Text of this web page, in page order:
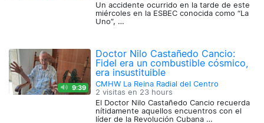
Un accidente ocurrido en la tarde de este
miércoles en la ESBEC conocida como “La
Uno”, …
9:39
Doctor Nilo Castañedo Cancio:
Fidel era un combustible cósmico,
era insustituible
CMHW La Reina Radial del Centro
2 visitas en 23 hours
El Doctor Nilo Castañedo Cancio recuerda
nítidamente aquellos encuentros con el
líder de la Revolución Cubana …